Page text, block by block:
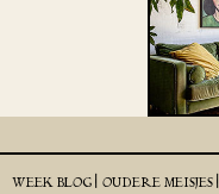
WEEK BLOG | OUDERE MEISJES |